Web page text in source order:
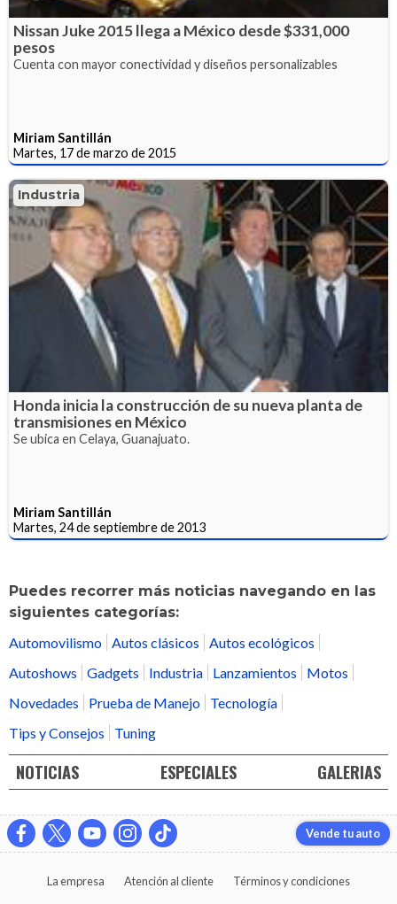
Nissan Juke 2015 llega a México desde $331,000
pesos
Cuenta con mayor conectividad y diseños personalizables
Miriam Santillán
Martes, 17 de marzo de 2015
Industria
Honda inicia la construcción de su nueva planta de
transmisiones en México
Se ubica en Celaya, Guanajuato.
Miriam Santillán
Martes, 24 de septiembre de 2013
Puedes recorrer más noticias navegando en las
siguientes categorías:
Automovilismo
Autos clásicos
Autos ecológicos
Autoshows
Gadgets Industria Lanzamientos
Motos
Novedades
Prueba de Manejo
Tecnología
Tips y Consejos
Tuning
NOTICIAS ESPECIALES GALERIAS
Vende tu auto
La empresa Atención al cliente Términos y condiciones